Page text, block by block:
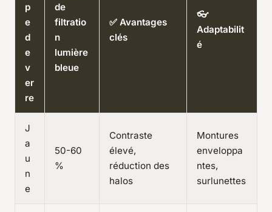
p
e
d
e
v
er
re
de
filtratio
n
lumière
bleue
✅ Avantages
clés
👓
Adaptabilit
é
J
a
u
n
e
50-60
%
Contraste
élevé,
réduction des
halos
Montures
enveloppa
ntes,
surlunettes